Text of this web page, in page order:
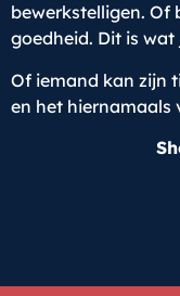
bewerkstelligen. Of
goedheid. Dit is
Of iemand kan zijn
en het hiernamaals